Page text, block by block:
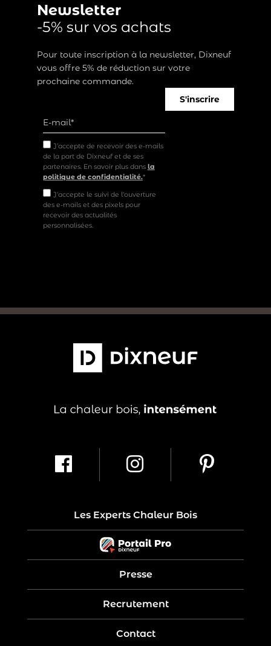
Newsletter
-5% sur vos achats
Pour toute inscription à la newsletter, Dixneuf
vous offre 5% de réduction sur votre
prochaine commande.
J’accepte de recevoir des e-mails
de la part de Dixneuf et de ses
partenaires. En savoir plus dans la
politique de confidentialité.*
J'accepte le suivi de l'ouverture
des e-mails et des pixels pour
recevoir des actualités
personnalisées.
S'inscrire
Les Experts Chaleur Bois
Presse
Recrutement
Contact